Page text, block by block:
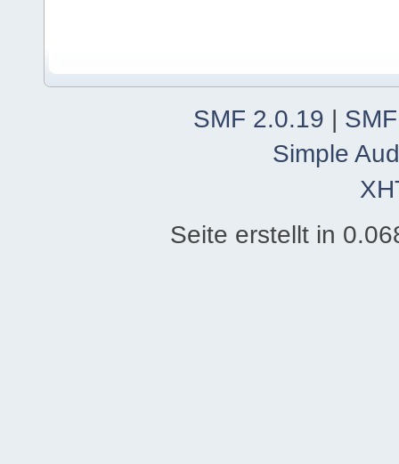
SMF 2.0.19
Simple
Seite erstellt in